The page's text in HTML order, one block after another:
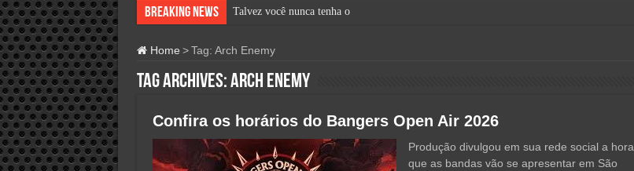
Breaking News Talvez você nunca tenha ouvido fala
Home > Tag: Arch Enemy
Tag Archives:Arch Enemy
Confira os horários do Bangers Open Air 2026
Produção divulgou em sua rede social a hora
que as bandas vão se apresentar em São